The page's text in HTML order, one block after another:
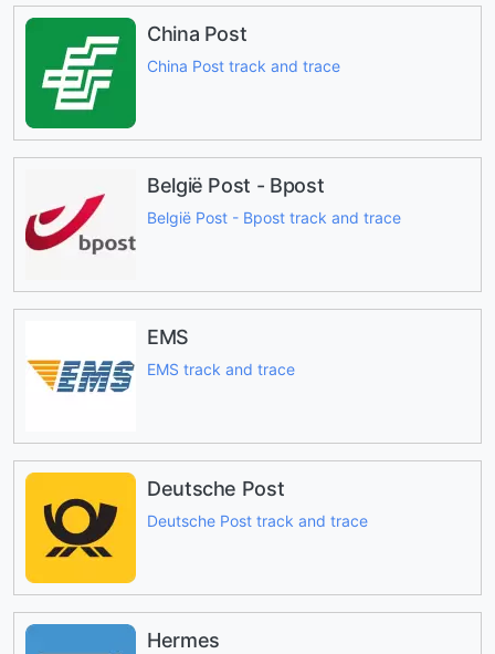
China Post
China Post track and trace
België Post - Bpost
België Post - Bpost track and trace
EMS
EMS track and trace
Deutsche Post
Deutsche Post track and trace
Hermes